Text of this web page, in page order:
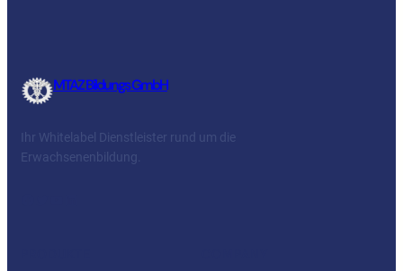
MTAZ Bildungs GmbH
Ihr Whitelabel Dienstleister rund um die
Erwachsenenbildung.